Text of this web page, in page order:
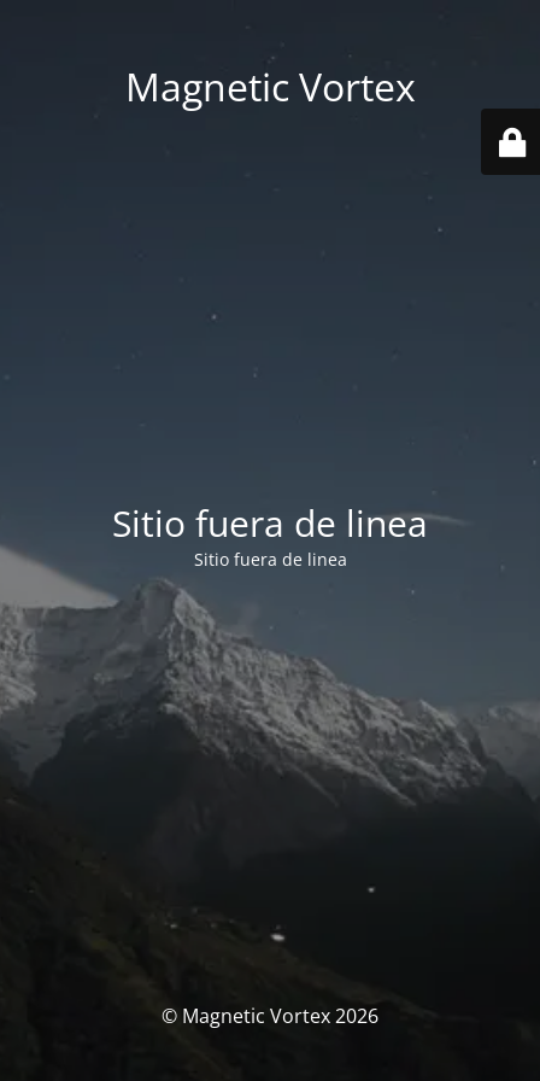
Magnetic Vortex
Sitio fuera de linea
Sitio fuera de linea
© Magnetic Vortex 2026